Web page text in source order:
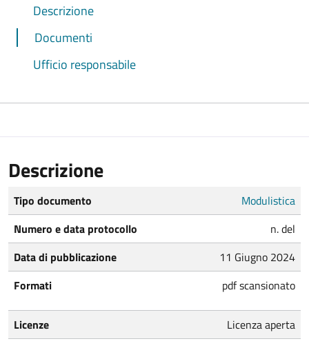
Descrizione
Documenti
Ufficio responsabile
Descrizione
Tipo documento
Modulistica
Numero e data protocollo
n. del
Data di pubblicazione
11 Giugno 2024
Formati
pdf scansionato
Licenze Licenza aperta